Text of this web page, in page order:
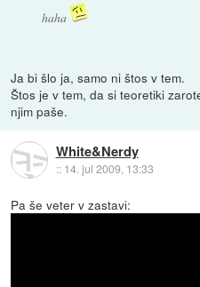
haha
Ja bi šlo ja, samo ni štos v tem.
Štos je v tem, da si teoretiki
njim paše.
White&Nerdy
:: 14. jul 2009, 13:33
Pa še veter v zastavi: